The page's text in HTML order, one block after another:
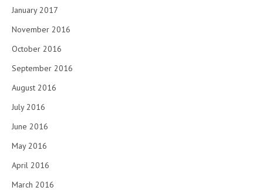
January 2017
November 2016
October 2016
September 2016
August 2016
July 2016
June 2016
May 2016
April 2016
March 2016